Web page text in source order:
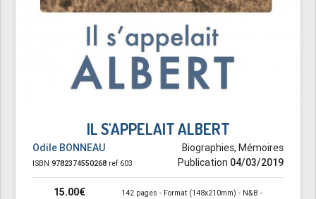
IL S'APPELAIT ALBERT
Odile BONNEAU
ISBN9782374550268 ref 603
Biographies, Mémoires
Publication 04/03/2019
15.00€
142 pages - Format (148x210mm) - N&B -